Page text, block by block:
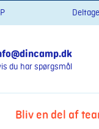
du har spørgsmål
Bliv en del af